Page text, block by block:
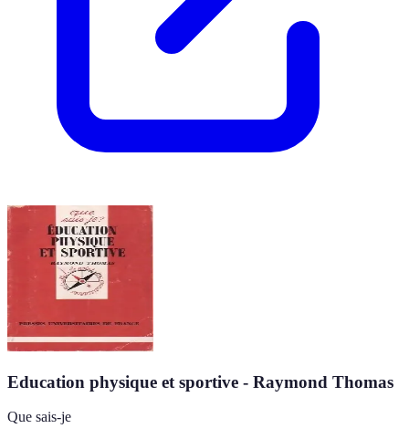
Education physique et sportive - Raymond Thomas
Que sais-je